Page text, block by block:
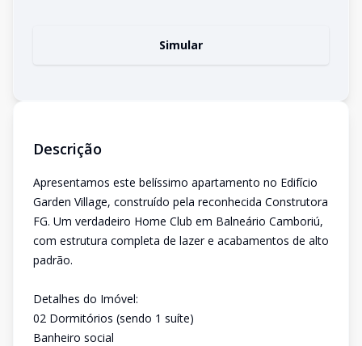
Simular
Descrição
Apresentamos este belíssimo apartamento no Edifício
Garden Village, construído pela reconhecida Construtora
FG. Um verdadeiro Home Club em Balneário Camboriú,
com estrutura completa de lazer e acabamentos de alto
padrão.
Detalhes do Imóvel:
02 Dormitórios (sendo 1 suíte)
Banheiro social